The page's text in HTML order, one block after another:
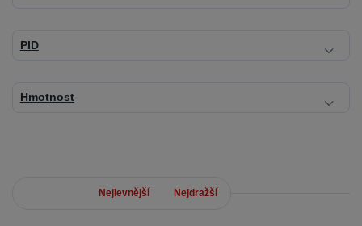
PID
Hmotnost
Nejlevnější Nejdražší